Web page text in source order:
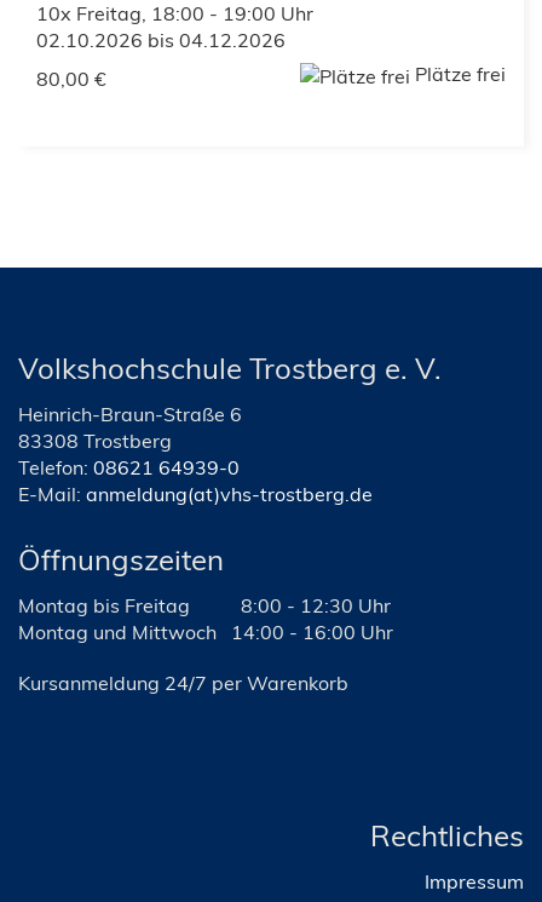
10x Freitag, 18:00 - 19:00 Uhr
02.10.2026 bis 04.12.2026
80,00 €
Plätze frei
Volkshochschule Trostberg e. V.
Heinrich-Braun-Straße 6
83308 Trostberg
Telefon: 08621 64939-0
E-Mail: anmeldung(at)vhs-trostberg.de
Öffnungszeiten
Montag bis Freitag
8:00 - 12:30 Uhr
Montag und Mittwoch 14:00 - 16:00 Uhr
Kursanmeldung 24/7 per Warenkorb
Rechtliches
Impressum